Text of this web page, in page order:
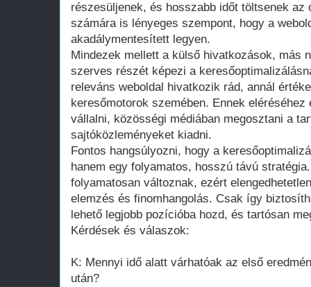
részesüljenek, és hosszabb időt töltsenek az
számára is lényeges szempont, hogy a
akadálymentesített legyen.
Mindezek mellett a külső hivatkozások, más
szerves részét képezi a
releváns weboldal hivatkozik rád, annál
keresőmotorok szemében. Ennek
vállalni, közösségi médiában megosztani a
sajtóközleményeket kiadni.
Fontos hangsúlyozni, hogy a
hanem egy folyamatos, hosszú távú
folyamatosan változnak, ezért
elemzés és finomhangolás. Csak így
lehető legjobb pozícióba hozd, és tartósan
Kérdések és válaszok:
K: Mennyi idő alatt várhatóak az első
után?